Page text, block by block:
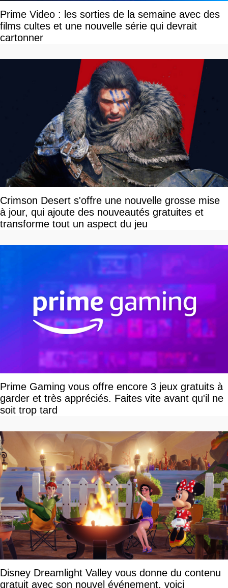
Prime Video : les sorties de la semaine avec des
films cultes et une nouvelle série qui devrait
cartonner
Crimson Desert s'offre une nouvelle grosse mise
à jour, qui ajoute des nouveautés gratuites et
transforme tout un aspect du jeu
Prime Gaming vous offre encore 3 jeux gratuits à
garder et très appréciés. Faites vite avant qu'il ne
soit trop tard
Disney Dreamlight Valley vous donne du contenu
gratuit avec son nouvel événement, voici